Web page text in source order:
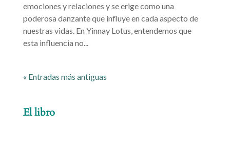
emociones y relaciones y se erige como una
poderosa danzante que influye en cada aspecto de
nuestras vidas. En Yinnay Lotus, entendemos que
esta influencia no...
« Entradas más antiguas
El libro